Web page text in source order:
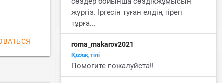
жүргіз. Іргесін туған елдің тіреп
тұрға...
roma_makarov2021
Қазақ тiлi
Помогите пожалуйста!!